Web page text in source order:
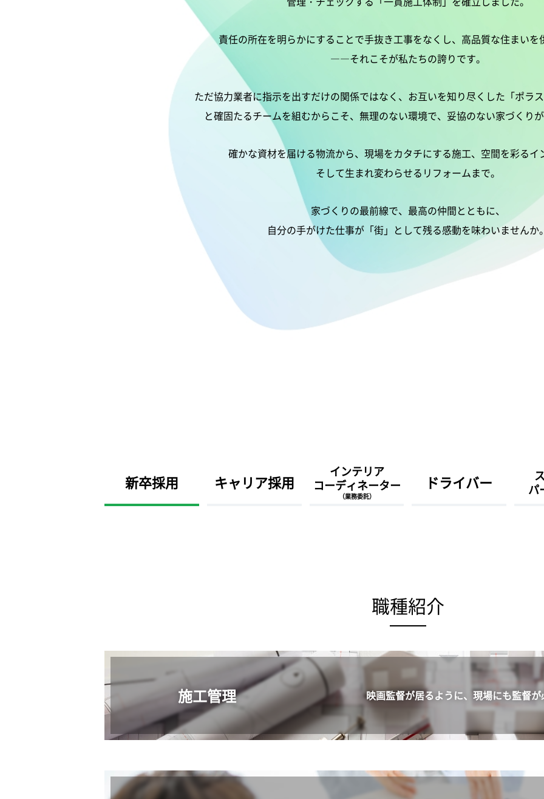
責任の所在を明らかにすることで手抜き工事をなくし、 高品質な住まいを
――それこそが私たちの誇りです。
ただ協力業者に指示を出すだけの関係ではなく、 お互いを知り尽くした「ポラ
と確固たるチームを組むからこそ、 無理のない環境で、妥協のない家づくり
確かな資材を届ける物流から、現場をカタチにする施工、 空間を彩るイ
そして生まれ変わらせるリフォームまで。
家づくりの最前線で、最高の仲間とともに、
自分の手がけた仕事が「街」として残る感動を味わいませんか
新卒採用 キャリア採用
インテリア
コーディネーター
（業務委託）
ドライバー
パ
職種紹介
施工管理 映画監督が居るように、 現場にも監督が